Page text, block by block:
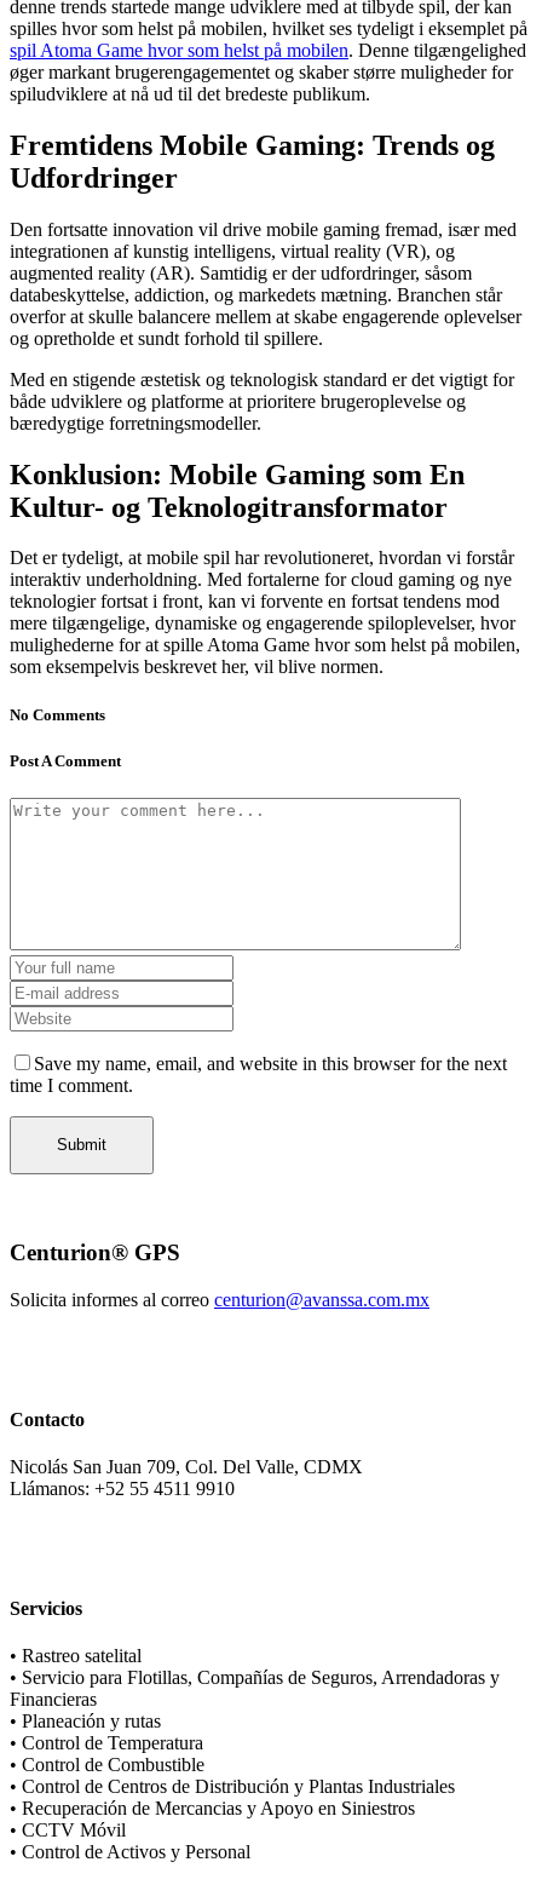
denne trends startede mange udviklere med at tilbyde spil, der kan
spilles hvor som helst på mobilen, hvilket ses tydeligt i eksemplet på
spil Atoma Game hvor som helst på mobilen. Denne tilgængelighed
øger markant brugerengagementet og skaber større muligheder for
spiludviklere at nå ud til det bredeste publikum.
Fremtidens Mobile Gaming: Trends og
Udfordringer
Den fortsatte innovation vil drive mobile gaming fremad, især med
integrationen af kunstig intelligens, virtual reality (VR), og
augmented reality (AR). Samtidig er der udfordringer, såsom
databeskyttelse, addiction, og markedets mætning. Branchen står
overfor at skulle balancere mellem at skabe engagerende oplevelser
og opretholde et sundt forhold til spillere.
Med en stigende æstetisk og teknologisk standard er det vigtigt for
både udviklere og platforme at prioritere brugeroplevelse og
bæredygtige forretningsmodeller.
Konklusion: Mobile Gaming som En
Kultur- og Teknologitransformator
Det er tydeligt, at mobile spil har revolutioneret, hvordan vi forstår
interaktiv underholdning. Med fortalerne for cloud gaming og nye
teknologier fortsat i front, kan vi forvente en fortsat tendens mod
mere tilgængelige, dynamiske og engagerende spiloplevelser, hvor
mulighederne for at spille Atoma Game hvor som helst på mobilen,
som eksempelvis beskrevet her, vil blive normen.
No Comments
Post A Comment
Save my name, email, and website in this browser for the next
time I comment.
Centurion® GPS
Solicita informes al correo centurion@avanssa.com.mx
Contacto
Nicolás San Juan 709, Col. Del Valle, CDMX
Llámanos: +52 55 4511 9910
Servicios
• Rastreo satelital
• Servicio para Flotillas, Compañías de Seguros, Arrendadoras y
Financieras
• Planeación y rutas
• Control de Temperatura
• Control de Combustible
• Control de Centros de Distribución y Plantas Industriales
• Recuperación de Mercancias y Apoyo en Siniestros
• CCTV Móvil
• Control de Activos y Personal